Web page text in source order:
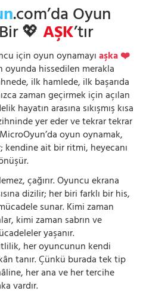
.com’da Oyun
💖AŞK’tır
için oyun oynamayıaşka ❤️
oyunda hissedilen merakla
ilk hamlede, ilk başarıda
zaman geçirmek için açılan
hayatın arasına sıkışmış kısa
yer eder ve tekrar tekrar
oyun oynamak,
kendine ait bir ritmi, heyecanı
çağırır. Oyuncu ekrana
dizilir; her biri farklı bir his,
sunar. Kimi zaman
kimi zaman sabrın ve
yaşanır.
her oyuncunun kendi
tanır. Çünkü burada tek tip
her ana ve her tercihe
vardır.